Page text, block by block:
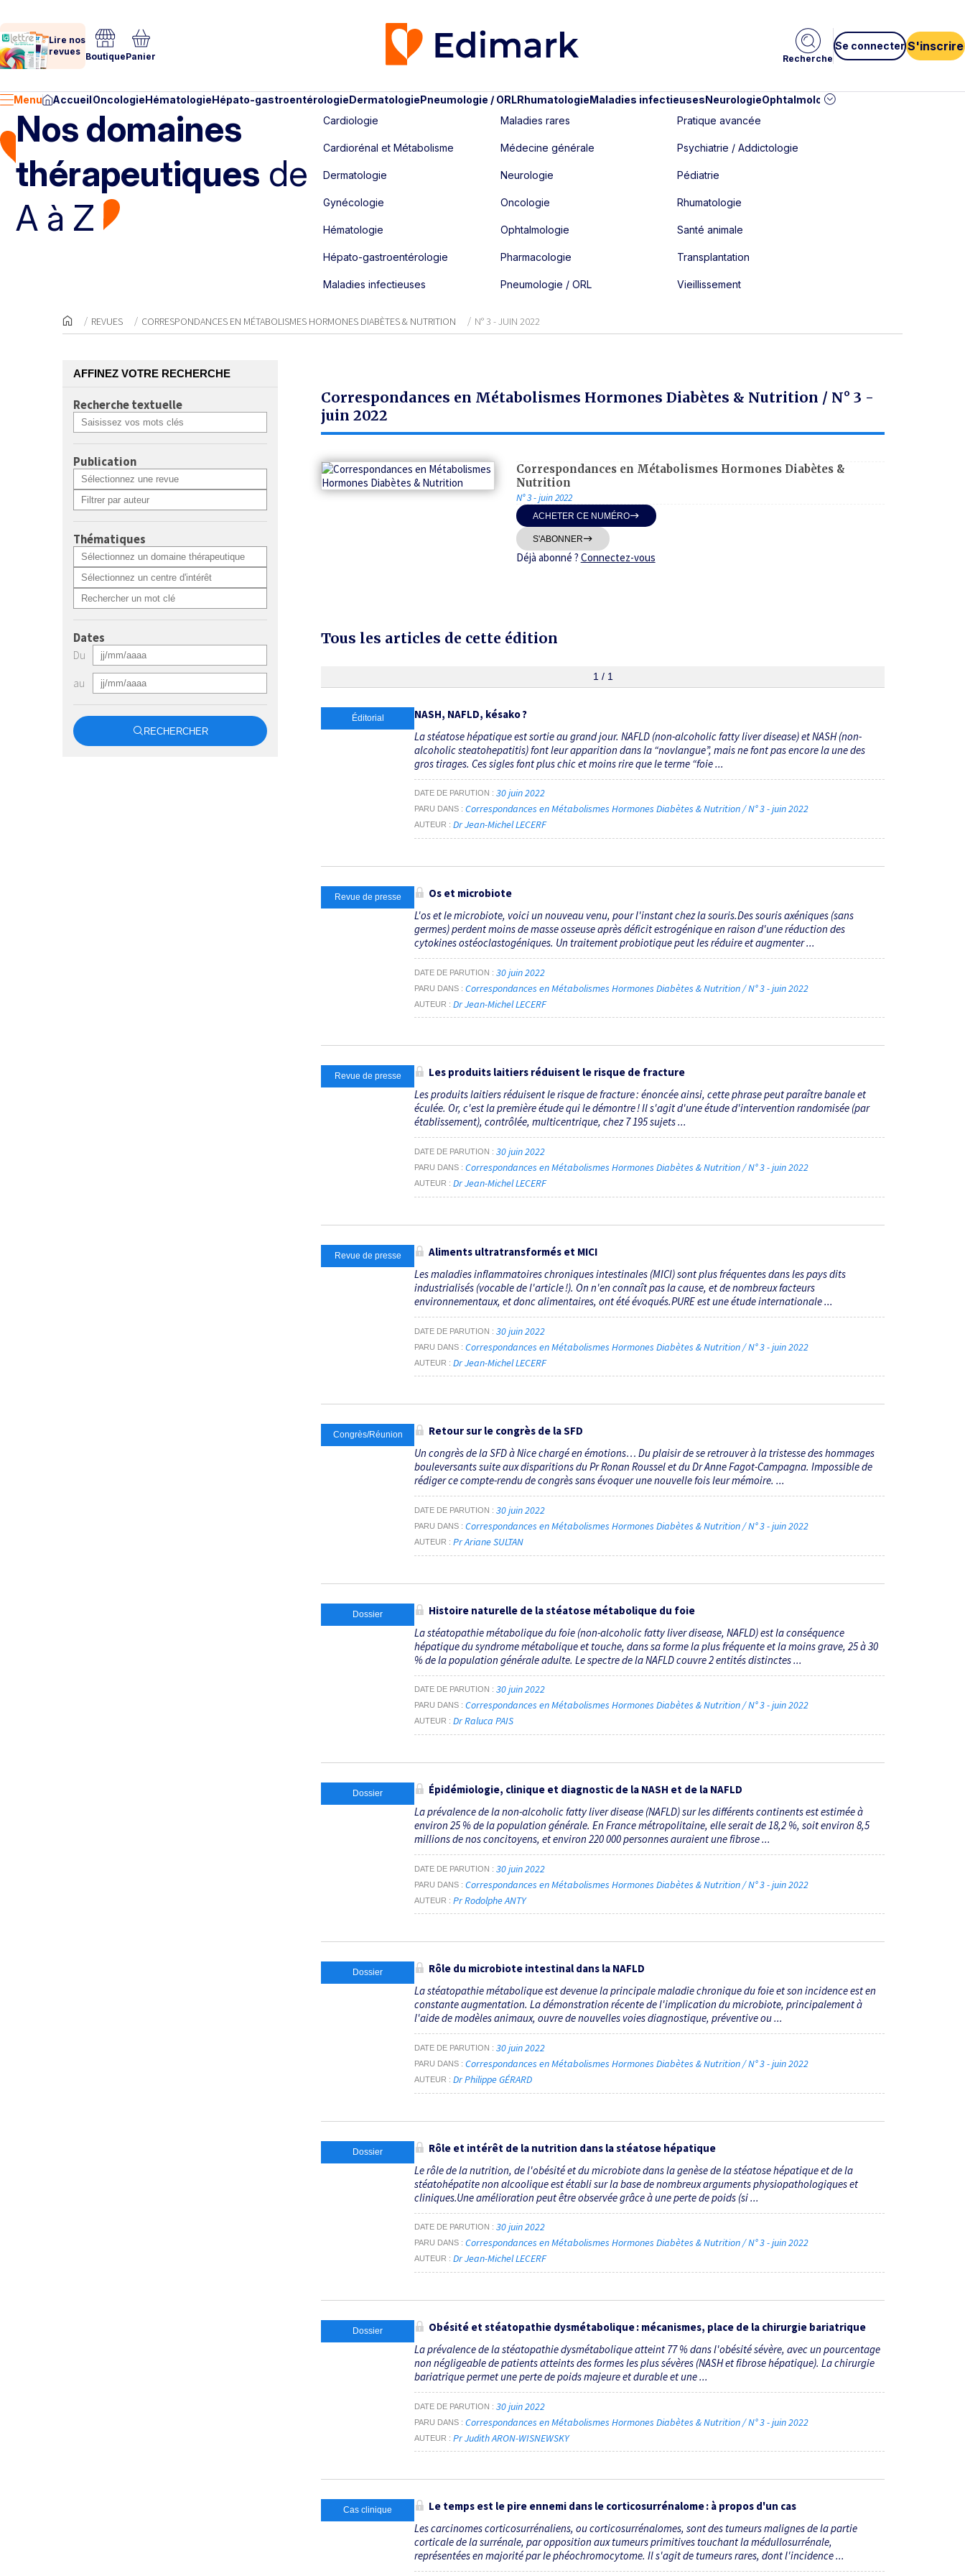
Lire nos
revues BoutiquePanier Recherche
Se connecter S'inscrire
Menu AccueilOncologieHématologieHépato-gastroentérologieDermatologiePneumologie / ORLRhumatologieMaladies infectieusesNeurologieOphtalmologie
Nos domaines
thérapeutiques de
A à Z
Cardiologie
Cardiorénal et Métabolisme
Dermatologie
Gynécologie
Hématologie
Hépato-gastroentérologie
Maladies infectieuses
Maladies rares
Médecine générale
Neurologie
Oncologie
Ophtalmologie
Pharmacologie
Pneumologie / ORL
Pratique avancée
Psychiatrie / Addictologie
Pédiatrie
Rhumatologie
Santé animale
Transplantation
Vieillissement
REVUES CORRESPONDANCES EN MÉTABOLISMES HORMONES DIABÈTES & NUTRITION N° 3 - JUIN 2022
AFFINEZ VOTRE RECHERCHE
Recherche textuelle
Publication
Thématiques
Dates
Du
au
RECHERCHER
Correspondances en Métabolismes Hormones Diabètes & Nutrition / N° 3 -
juin 2022
Correspondances en Métabolismes Hormones Diabètes &
Nutrition
N° 3 - juin 2022
ACHETER CE NUMÉRO
S'ABONNER
Déjà abonné ? Connectez-vous
Tous les articles de cette édition
1 / 1
Éditorial
NASH, NAFLD, késako ?
La stéatose hépatique est sortie au grand jour. NAFLD (non-alcoholic fatty liver disease) et NASH (non-
alcoholic steatohepatitis) font leur apparition dans la “novlangue”, mais ne font pas encore la une des
gros tirages. Ces sigles font plus chic et moins rire que le terme “foie ...
DATE DE PARUTION 30 juin 2022
PARU DANS Correspondances en Métabolismes Hormones Diabètes & Nutrition / N° 3 - juin 2022
AUTEUR Dr Jean-Michel LECERF
Revue de presse
Os et microbiote
L'os et le microbiote, voici un nouveau venu, pour l'instant chez la souris.Des souris axéniques (sans
germes) perdent moins de masse osseuse après déficit estrogénique en raison d'une réduction des
cytokines ostéoclastogéniques. Un traitement probiotique peut les réduire et augmenter ...
DATE DE PARUTION 30 juin 2022
PARU DANS Correspondances en Métabolismes Hormones Diabètes & Nutrition / N° 3 - juin 2022
AUTEUR Dr Jean-Michel LECERF
Revue de presse
Les produits laitiers réduisent le risque de fracture
Les produits laitiers réduisent le risque de fracture : énoncée ainsi, cette phrase peut paraître banale et
éculée. Or, c'est la première étude qui le démontre ! Il s'agit d'une étude d'intervention randomisée (par
établissement), contrôlée, multicentrique, chez 7 195 sujets ...
DATE DE PARUTION 30 juin 2022
PARU DANS Correspondances en Métabolismes Hormones Diabètes & Nutrition / N° 3 - juin 2022
AUTEUR Dr Jean-Michel LECERF
Revue de presse
Aliments ultratransformés et MICI
Les maladies inflammatoires chroniques intestinales (MICI) sont plus fréquentes dans les pays dits
industrialisés (vocable de l'article !). On n'en connaît pas la cause, et de nombreux facteurs
environnementaux, et donc alimentaires, ont été évoqués.PURE est une étude internationale ...
DATE DE PARUTION 30 juin 2022
PARU DANS Correspondances en Métabolismes Hormones Diabètes & Nutrition / N° 3 - juin 2022
AUTEUR Dr Jean-Michel LECERF
Congrès/Réunion
Retour sur le congrès de la SFD
Un congrès de la SFD à Nice chargé en émotions… Du plaisir de se retrouver à la tristesse des hommages
bouleversants suite aux disparitions du Pr Ronan Roussel et du Dr Anne Fagot-Campagna. Impossible de
rédiger ce compte-rendu de congrès sans évoquer une nouvelle fois leur mémoire. ...
DATE DE PARUTION 30 juin 2022
PARU DANS Correspondances en Métabolismes Hormones Diabètes & Nutrition / N° 3 - juin 2022
AUTEUR Pr Ariane SULTAN
Dossier
Histoire naturelle de la stéatose métabolique du foie
La stéatopathie métabolique du foie (non-alcoholic fatty liver disease, NAFLD) est la conséquence
hépatique du syndrome métabolique et touche, dans sa forme la plus fréquente et la moins grave, 25 à 30
% de la population générale adulte. Le spectre de la NAFLD couvre 2 entités distinctes ...
DATE DE PARUTION 30 juin 2022
PARU DANS Correspondances en Métabolismes Hormones Diabètes & Nutrition / N° 3 - juin 2022
AUTEUR Dr Raluca PAIS
Dossier
Épidémiologie, clinique et diagnostic de la NASH et de la NAFLD
La prévalence de la non-alcoholic fatty liver disease (NAFLD) sur les différents continents est estimée à
environ 25 % de la population générale. En France métropolitaine, elle serait de 18,2 %, soit environ 8,5
millions de nos concitoyens, et environ 220 000 personnes auraient une fibrose ...
DATE DE PARUTION 30 juin 2022
PARU DANS Correspondances en Métabolismes Hormones Diabètes & Nutrition / N° 3 - juin 2022
AUTEUR Pr Rodolphe ANTY
Dossier
Rôle du microbiote intestinal dans la NAFLD
La stéatopathie métabolique est devenue la principale maladie chronique du foie et son incidence est en
constante augmentation. La démonstration récente de l'implication du microbiote, principalement à
l'aide de modèles animaux, ouvre de nouvelles voies diagnostique, préventive ou ...
DATE DE PARUTION 30 juin 2022
PARU DANS Correspondances en Métabolismes Hormones Diabètes & Nutrition / N° 3 - juin 2022
AUTEUR Dr Philippe GÉRARD
Dossier
Rôle et intérêt de la nutrition dans la stéatose hépatique
Le rôle de la nutrition, de l'obésité et du microbiote dans la genèse de la stéatose hépatique et de la
stéatohépatite non alcoolique est établi sur la base de nombreux arguments physiopathologiques et
cliniques.Une amélioration peut être observée grâce à une perte de poids (si ...
DATE DE PARUTION 30 juin 2022
PARU DANS Correspondances en Métabolismes Hormones Diabètes & Nutrition / N° 3 - juin 2022
AUTEUR Dr Jean-Michel LECERF
Dossier
Obésité et stéatopathie dysmétabolique : mécanismes, place de la chirurgie ­bariatrique
La prévalence de la stéatopathie dysmétabolique atteint 77 % dans l'obésité sévère, avec un pourcentage
non négligeable de patients atteints des formes les plus sévères (NASH et fibrose hépatique). La chirurgie
bariatrique permet une perte de poids majeure et durable et une ...
DATE DE PARUTION 30 juin 2022
PARU DANS Correspondances en Métabolismes Hormones Diabètes & Nutrition / N° 3 - juin 2022
AUTEUR Pr Judith ARON-WISNEWSKY
Cas clinique
Le temps est le pire ennemi dans le corticosurrénalome : à propos d'un cas
Les carcinomes corticosurrénaliens, ou corticosurrénalomes, sont des tumeurs malignes de la partie
corticale de la surrénale, par opposition aux tumeurs primitives touchant la médullosurrénale,
représentées en majorité par le phéochromocytome. Il s'agit de tumeurs rares, dont l'incidence ...